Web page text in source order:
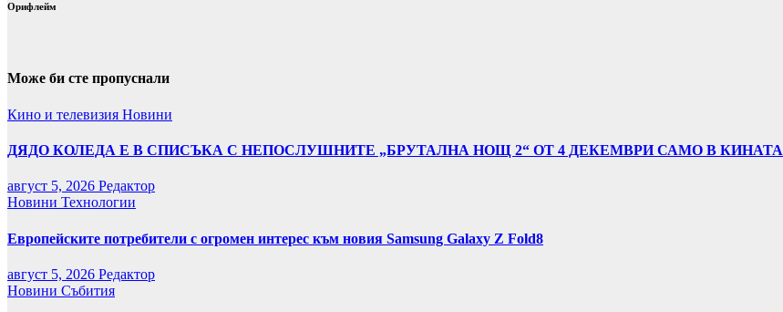
Орифлейм
Може би сте пропуснали
Кино и телевизия Новини
ДЯДО КОЛЕДА Е В СПИСЪКА С НЕПОСЛУШНИТЕ „БРУТАЛНА НОЩ 2“ ОТ 4 ДЕКЕМВРИ САМО В КИНАТА
август 5, 2026 Редактор
Новини Технологии
Европейските потребители с огромен интерес към новия Samsung Galaxy Z Fold8
август 5, 2026 Редактор
Новини Събития